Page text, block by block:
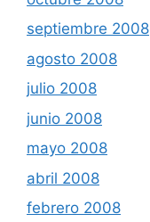
septiembre 2008
agosto 2008
julio 2008
junio 2008
mayo 2008
abril 2008
febrero 2008